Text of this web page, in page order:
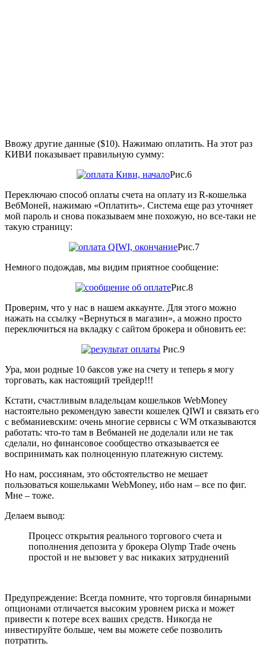
Ввожу другие данные ($10). Нажимаю оплатить. На этот раз
КИВИ показывает правильную сумму:
Рис.6
Переключаю способ оплаты счета на оплату из R-кошелька
ВебМоней, нажимаю «Оплатить». Система еще раз уточняет
мой пароль и снова показываем мне похожую, но все-таки не
такую страницу:
Рис.7
Немного подождав, мы видим приятное сообщение:
Рис.8
Проверим, что у нас в нашем аккаунте. Для этого можно
нажать на ссылку «Вернуться в магазин», а можно просто
переключиться на вкладку с сайтом брокера и обновить ее:
Рис.9
Ура, мои родные 10 баксов уже на счету и теперь я могу
торговать, как настоящий трейдер!!!
Кстати, счастливым владельцам кошельков WebMoney
настоятельно рекомендую завести кошелек QIWI и связать его
с вебманиевским: очень многие сервисы с WM отказываются
работать: что-то там в Вебманей не доделали или не так
сделали, но финансовое сообщество отказывается ее
воспринимать как полноценную платежную систему.
Но нам, россиянам, это обстоятельство не мешает
пользоваться кошельками WebMoney, ибо нам – все по фиг.
Мне – тоже.
Делаем вывод:
Процесс открытия реального торгового счета и
пополнения депозита у брокера Olymp Trade очень
простой и не вызовет у вас никаких затруднений
Предупреждение: Всегда помните, что торговля бинарными
опционами отличается высоким уровнем риска и может
привести к потере всех ваших средств. Никогда не
инвестируйте больше, чем вы можете себе позволить
потратить.